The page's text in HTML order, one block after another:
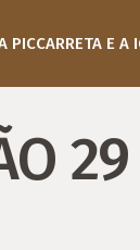
PICCARRETA E A